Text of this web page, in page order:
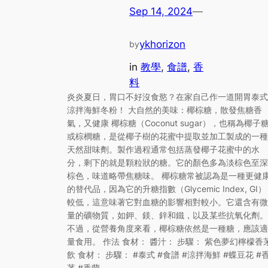
Sep 14, 2024—
byykhorizon
in 教學, 食譜, 香
料
炎炎夏日，胃口不好沒食慾？在家自己作一道開胃泰式
涼拌海鮮冬粉！ 大自然的美味：椰棕糖，散發焦糖香
氣，又健康 椰棕糖（Coconut sugar），也稱為椰子
或棕櫚糖，是從椰子樹的花蜜中提取並加工製成的一種
天然甜味劑。製作過程通常包括蒸發椰子花蜜中的水
分，剩下的就是顆粒狀的糖。它的顏色多為淡棕色至深
棕色，味道略帶焦糖味。 椰棕糖常被認為是一種更健
的替代品，因為它的升糖指數（Glycemic Index, GI）
較低，這意味著它對血糖的影響相對較小。它還含有微
量的礦物質，如鉀、鎂、鋅和鐵，以及某些抗氧化劑。
不過，從營養角度來看，椰棕糖依然是一種糖，應該適
量食用。 作法 食材： 醬汁： 步驟： 紫色夢幻檸檬香
飲 食材： 步驟： #泰式 #食譜 #涼拌海鮮 #蝶豆花 #